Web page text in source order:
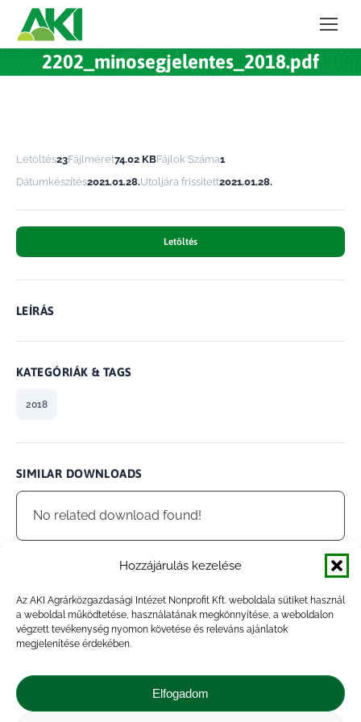
Hozzájárulás kezelése
Az AKI Agrárközgazdasági Intézet Nonprofit Kft. weboldala sütiket használ
a weboldal működtetése, használatának megkönnyítése, a weboldalon
végzett tevékenység nyomon követése és releváns ajánlatok
megjelenítése érdekében.
Elfogadom
2202_minosegjelentes_2018.pdf
Letöltés23Fájlméret74.02 KBFájlok Száma1
Dátumkészítés2021.01.28.Utoljára frissített2021.01.28.
Letöltés
LEÍRÁS
KATEGÓRIÁK & TAGS
2018
SIMILAR DOWNLOADS
No related download found!
admin Updated 2021.01.28.
ShareShareShareShare